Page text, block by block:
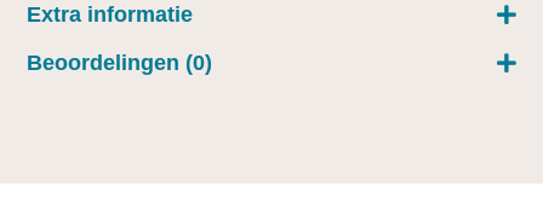
Extra informatie
Beoordelingen (0)